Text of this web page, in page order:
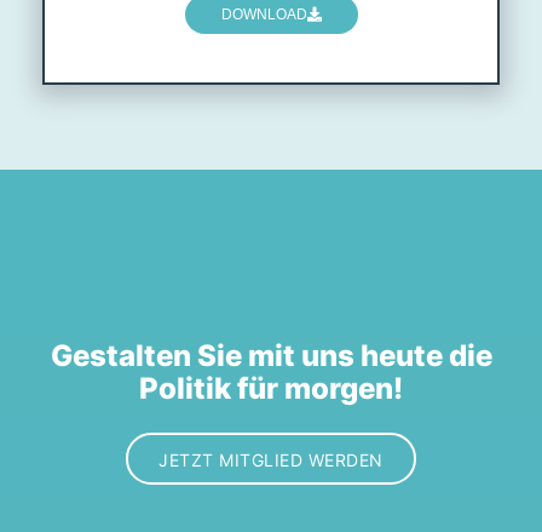
DOWNLOAD
Gestalten Sie mit uns heute die
Politik für morgen!
JETZT MITGLIED WERDEN